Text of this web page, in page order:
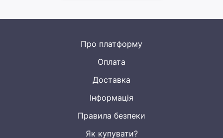
Про платформу
Оплата
Доставка
Інформація
Правила безпеки
Як купувати?